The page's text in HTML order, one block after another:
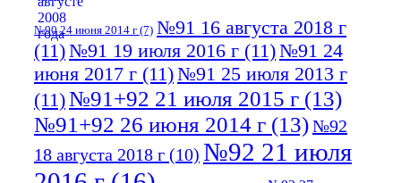
№90 24 июня 2014 г (7) №91 16 августа 2018 г
(11)№91 19 июля 2016 г (11)№91 24
июня 2017 г (11)№91 25 июля 2013 г
(11)№91+92 21 июля 2015 г (13)
№91+92 26 июня 2014 г (13)№92
18 августа 2018 г (10) №92 21 июля